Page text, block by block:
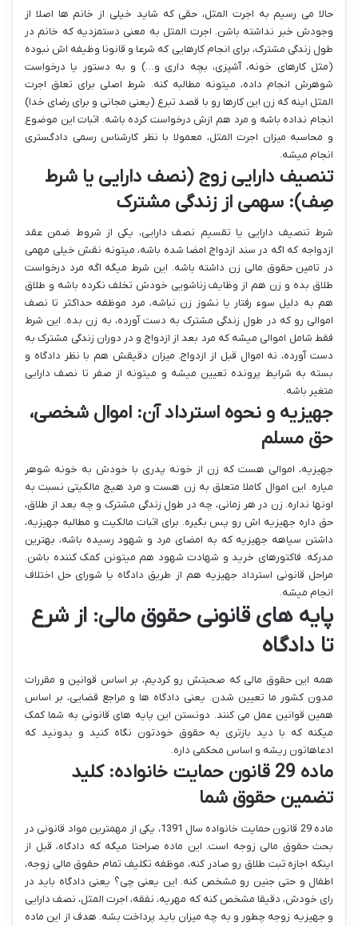
حالا می رسیم به اجرت المثل، حقی که شاید خیلی از خانم ها اصلا از
وجودش خبر نداشته باشن. اجرت المثل به معنی دستمزدیه که خانم در
طول زندگی مشترک، برای انجام کارهایی که شرعا و قانونا وظیفه اش نبوده
(مثل کارهای خونه، آشپزی، بچه داری و…) و به دستور یا درخواست
شوهرش انجام داده، میتونه مطالبه کنه. شرط اصلی برای تعلق اجرت
المثل اینه که زن این کارها رو با قصد تبرع (یعنی مجانی و برای رضای خدا)
انجام نداده باشه و مرد هم ازش درخواست کرده باشه. اثبات این موضوع
و محاسبه میزان اجرت المثل، معمولا با نظر کارشناس رسمی دادگستری
انجام میشه.
تنصیف دارایی زوج (نصف دارایی یا شرط
صِف): سهمی از زندگی مشترک
شرط تنصیف دارایی یا تقسیم نصف دارایی، یکی از شروط ضمن عقد
ازدواجه که اگه در سند ازدواج امضا شده باشه، میتونه نقش خیلی مهمی
در تامین حقوق مالی زن داشته باشه. این شرط میگه اگه مرد درخواست
طلاق بده و زن هم از وظایف زناشویی خودش تخلف نکرده باشه و طلاق
هم به دلیل سوء رفتار یا نشوز زن نباشه، مرد موظفه حداکثر تا نصف
اموالی رو که در طول زندگی مشترک به دست آورده، به زن بده. این شرط
فقط شامل اموالی میشه که مرد بعد از ازدواج و در دوران زندگی مشترک به
دست آورده، نه اموال قبل از ازدواج. میزان دقیقش هم با نظر دادگاه و
بسته به شرایط پرونده تعیین میشه و میتونه از صفر تا نصف دارایی
متغیر باشه.
جهیزیه و نحوه استرداد آن: اموال شخصی،
حق مسلم
جهیزیه، اموالی هست که زن از خونه پدری با خودش به خونه شوهر
میاره. این اموال کاملا متعلق به زن هست و مرد هیچ مالکیتی نسبت به
اونها نداره. زن در هر زمانی، چه در طول زندگی مشترک و چه بعد از طلاق،
حق داره جهیزیه اش رو پس بگیره. برای اثبات مالکیت و مطالبه جهیزیه،
داشتن سیاهه جهیزیه که به امضای مرد و شهود رسیده باشه، بهترین
مدرکه. فاکتورهای خرید و شهادت شهود هم میتونن کمک کننده باشن.
مراحل قانونی استرداد جهیزیه هم از طریق دادگاه یا شورای حل اختلاف
انجام میشه.
پایه های قانونی حقوق مالی: از شرع
تا دادگاه
همه این حقوق مالی که صحبتش رو کردیم، بر اساس قوانین و مقررات
مدون کشور ما تعیین شدن. یعنی دادگاه ها و مراجع قضایی، بر اساس
همین قوانین عمل می کنند. دونستن این پایه های قانونی به شما کمک
میکنه که با دید بازتری به حقوق خودتون نگاه کنید و بدونید که
ادعاهاتون ریشه و اساس محکمی داره.
ماده 29 قانون حمایت خانواده: کلید
تضمین حقوق شما
ماده 29 قانون حمایت خانواده سال 1391، یکی از مهمترین مواد قانونی در
بحث حقوق مالی زوجه است. این ماده صراحتا میگه که دادگاه، قبل از
اینکه اجازه ثبت طلاق رو صادر کنه، موظفه تکلیف تمام حقوق مالی زوجه،
اطفال و حتی جنین رو مشخص کنه. این یعنی چی؟ یعنی دادگاه باید در
رای خودش، دقیقا مشخص کنه که مهریه، نفقه، اجرت المثل، نصف دارایی
و جهیزیه زوجه چطور و به چه میزان باید پرداخت بشه. هدف از این ماده